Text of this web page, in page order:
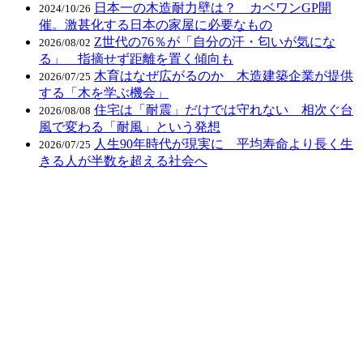
2024/10/26 日本一の木造耐力壁は？ カベワンGP開
催。激甚化する日本の家屋に必要なもの
2026/08/02 Z世代の76％が「自分の汗・匂いが気にな
る」 指摘せず距離を置く傾向も
2026/07/25 木育はなぜ広がるのか 木造建築企業が提供
する「木を学ぶ機会」
2026/08/08 住宅は「耐震」だけでは守れない 相次ぐ台
風で変わる「耐風」という発想
2026/07/25 人生90年時代が現実に 平均寿命より長く生
きる人が半数を超える社会へ